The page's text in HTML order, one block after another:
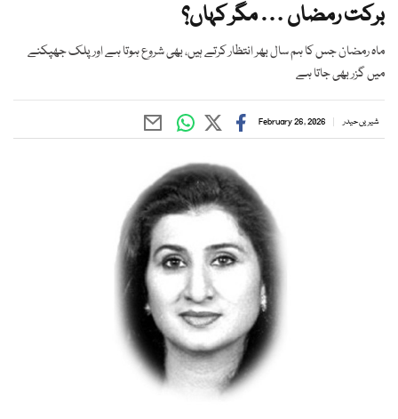
برکت رمضاں … مگر کہاں؟
ماہ رمضان جس کا ہم سال بھر انتظار کرتے ہیں، بھی شروع ہوتا ہے اور پلک جھپکنے
میں گزر بھی جاتا ہے
شیریں حیدر February 26, 2026